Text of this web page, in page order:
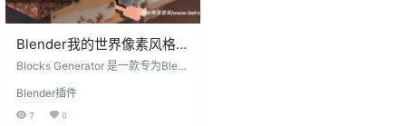
Blender我的世界像素风格生
成器插件 Blocks Generator
Blocks Generator 是一款专为Blen
换为《我的世界》风格的方块。该
插件提供了自定义方块大小和分辨
Blender插件
7 0